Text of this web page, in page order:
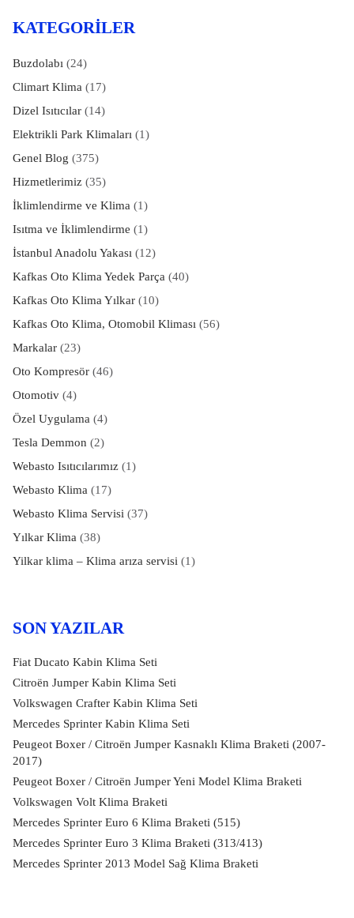
KATEGORILER
Buzdolabı (24)
Climart Klima (17)
Dizel Isıtıcılar(14)
Elektrikli Park Klimaları (1)
Genel Blog (375)
Hizmetlerimiz(35)
İklimlendirme ve Klima (1)
Isıtma ve İklimlendirme (1)
İstanbul Anadolu Yakası (12)
Kafkas Oto Klima Yedek Parça (40)
Kafkas Oto Klima Yılkar(10)
Kafkas Oto Klima, Otomobil Kliması (56)
Markalar(23)
Oto Kompresör(46)
Otomotiv(4)
Özel Uygulama (4)
Tesla Demmon (2)
Webasto Isıtıcılarımız(1)
Webasto Klima (17)
Webasto Klima Servisi (37)
Yılkar Klima (38)
Yilkar klima – Klima arıza servisi (1)
SON YAZILAR
Fiat Ducato Kabin Klima Seti
Citroën Jumper Kabin Klima Seti
Volkswagen Crafter Kabin Klima Seti
Mercedes Sprinter Kabin Klima Seti
Peugeot Boxer / Citroën Jumper Kasnaklı Klima Braketi (2007-
2017)
Peugeot Boxer / Citroën Jumper Yeni Model Klima Braketi
Volkswagen Volt Klima Braketi
Mercedes Sprinter Euro 6 Klima Braketi (515)
Mercedes Sprinter Euro 3 Klima Braketi (313/413)
Mercedes Sprinter 2013 Model Sağ Klima Braketi